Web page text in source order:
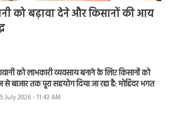
को बढ़ावा देने और किसानों की आय
को लाभकारी व्यवसाय बनाने के लिए किसानों को
से बाजार तक पूरा सहयोग दिया जा रहा है: मोहिंदर भगत
July 2026 - 11:43 AM